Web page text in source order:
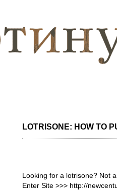
LOTRISONE: HOW TO
Looking for a lotrisone? Not
Enter Site >>> http://